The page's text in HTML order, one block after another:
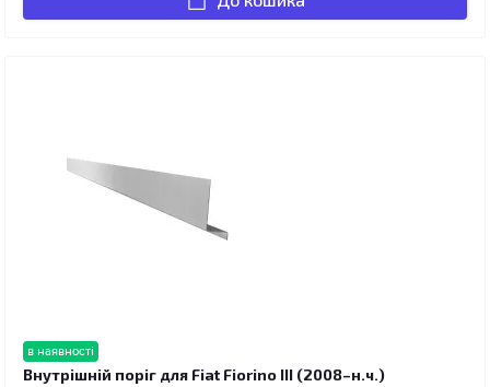
в наявності
Внутрішній поріг для Fiat Fiorino III (2008–н.ч.)